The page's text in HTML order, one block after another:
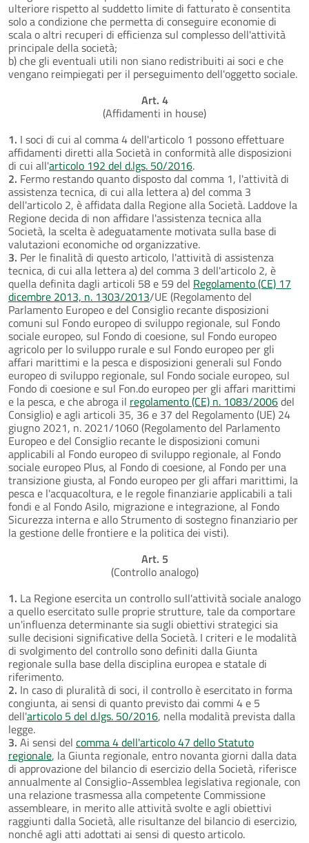
ulteriore rispetto al suddetto limite di fatturato è consentita
solo a condizione che permetta di conseguire economie di
scala o altri recuperi di efficienza sul complesso dell'attività
principale della società;
b) che gli eventuali utili non siano redistribuiti ai soci e che
vengano reimpiegati per il perseguimento dell'oggetto sociale.
Art. 4
(Affidamenti in house)
1. I soci di cui al comma 4 dell'articolo 1 possono effettuare
affidamenti diretti alla Società in conformità alle disposizioni
di cui all'articolo 192 del d.lgs. 50/2016.
2. Fermo restando quanto disposto dal comma 1, l'attività di
assistenza tecnica, di cui alla lettera a) del comma 3
dell'articolo 2, è affidata dalla Regione alla Società. Laddove la
Regione decida di non affidare l'assistenza tecnica alla
Società, la scelta è adeguatamente motivata sulla base di
valutazioni economiche od organizzative.
3. Per le finalità di questo articolo, l'attività di assistenza
tecnica, di cui alla lettera a) del comma 3 dell'articolo 2, è
quella definita dagli articoli 58 e 59 del Regolamento (CE) 17
dicembre 2013, n. 1303/2013/UE (Regolamento del
Parlamento Europeo e del Consiglio recante disposizioni
comuni sul Fondo europeo di sviluppo regionale, sul Fondo
sociale europeo, sul Fondo di coesione, sul Fondo europeo
agricolo per lo sviluppo rurale e sul Fondo europeo per gli
affari marittimi e la pesca e disposizioni generali sul Fondo
europeo di sviluppo regionale, sul Fondo sociale europeo, sul
Fondo di coesione e sul Fon.do europeo per gli affari marittimi
e la pesca, e che abroga il regolamento (CE) n. 1083/2006del
Consiglio) e agli articoli 35, 36 e 37 del Regolamento (UE) 24
giugno 2021, n. 2021/1060 (Regolamento del Parlamento
Europeo e del Consiglio recante le disposizioni comuni
applicabili al Fondo europeo di sviluppo regionale, al Fondo
sociale europeo Plus, al Fondo di coesione, al Fondo per una
transizione giusta, al Fondo europeo per gli affari marittimi, la
pesca e l'acquacoltura, e le regole finanziarie applicabili a tali
fondi e al Fondo Asilo, migrazione e integrazione, al Fondo
Sicurezza interna e allo Strumento di sostegno finanziario per
la gestione delle frontiere e la politica dei visti).
Art. 5
(Controllo analogo)
1. La Regione esercita un controllo sull'attività sociale analogo
a quello esercitato sulle proprie strutture, tale da comportare
un'influenza determinante sia sugli obiettivi strategici sia
sulle decisioni significative della Società. I criteri e le modalità
di svolgimento del controllo sono definiti dalla Giunta
regionale sulla base della disciplina europea e statale di
riferimento.
2. In caso di pluralità di soci, il controllo è esercitato in forma
congiunta, ai sensi di quanto previsto dai commi 4 e 5
dell'articolo 5 del d.lgs. 50/2016, nella modalità prevista dalla
legge.
3. Ai sensi del comma 4 dell'articolo 47 dello Statuto
regionale, la Giunta regionale, entro novanta giorni dalla data
di approvazione del bilancio di esercizio della Società, riferisce
annualmente al Consiglio-Assemblea legislativa regionale, con
una relazione trasmessa alla competente Commissione
assembleare, in merito alle attività svolte e agli obiettivi
raggiunti dalla Società, alle risultanze del bilancio di esercizio,
nonché agli atti adottati ai sensi di questo articolo.